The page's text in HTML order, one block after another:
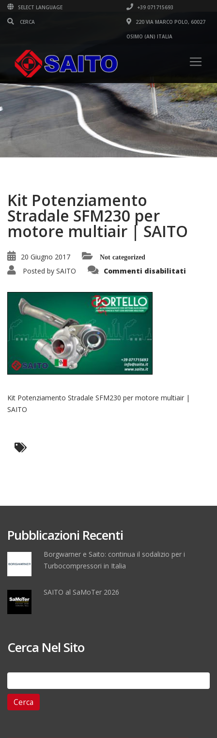
SELECT LANGUAGE +39 071715693
220 VIA MARCO POLO, 60027
OSIMO (AN) ITALIA
Kit Potenziamento
Stradale SFM230 per
motore multiair | SAITO
20 Giugno 2017 Not categorized
Posted by SAITO Commenti disabilitati
Kit Potenziamento Stradale SFM230 per motore multiair |
SAITO
Pubblicazioni Recenti
Borgwarner e Saito: continua il sodalizio per i
Turbocompressori in Italia
SAITO al SaMoTer 2026
Cerca Nel Sito
Ricerca
per: